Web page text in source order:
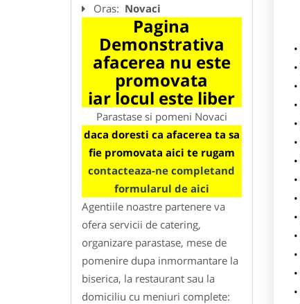
Oras: Novaci
Pagina
Demonstrativa
afacerea nu este
promovata
iar locul este liber
Parastase si pomeni Novaci
daca doresti ca afacerea ta sa
fie promovata aici te rugam
contacteaza-ne completand
formularul de aici
Agentiile noastre partenere va
ofera servicii de catering,
organizare parastase, mese de
pomenire dupa inmormantare la
biserica, la restaurant sau la
domiciliu cu meniuri complete: